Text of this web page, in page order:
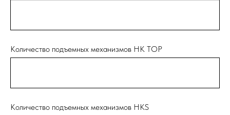
Количество подъемных механизмов НК TOP
Количество подъемных механизмов НКS